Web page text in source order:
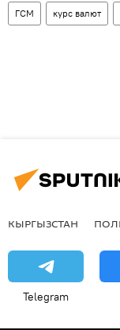
ГСМ курс валют
КЫРГЫЗСТАН
Telegram